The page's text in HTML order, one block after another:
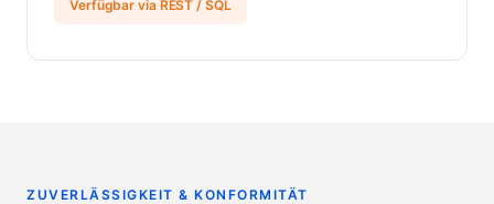
Verfügbar via REST / SQL
ZUVERLÄSSIGKEIT & KONFORMITÄT